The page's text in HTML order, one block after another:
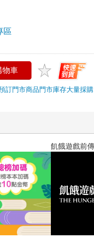
區
物車
訂門市商品門市庫存大量採購